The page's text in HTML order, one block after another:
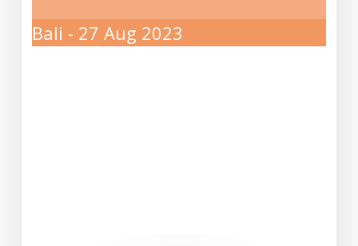
Bali - 27 Aug 2023